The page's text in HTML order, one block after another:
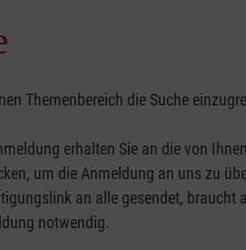
Themenbereich die Suche
erhalten Sie an die von
um die Anmeldung an uns zu
an alle gesendet,
notwendig.